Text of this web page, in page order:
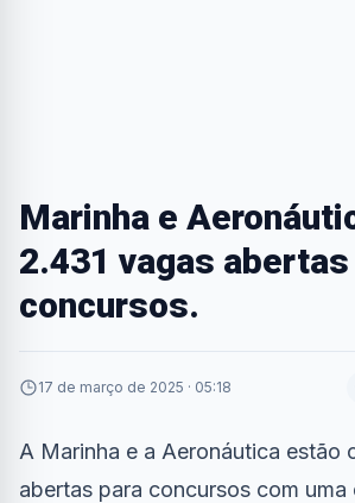
Marinha e
2.431 vagas abertas
concursos.
17 de março de 2025 · 05:18
A Marinha e a Aeronáutica estão
abertas para concursos com